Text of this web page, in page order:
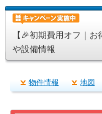
【🎉初期費用オフ｜
や設備情報
物件情報 地図